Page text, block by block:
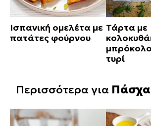
Ισπανική ομελέτα με
πατάτες φούρνου
Τάρτα με
τυρί
Περισσότερα για Πάσχα